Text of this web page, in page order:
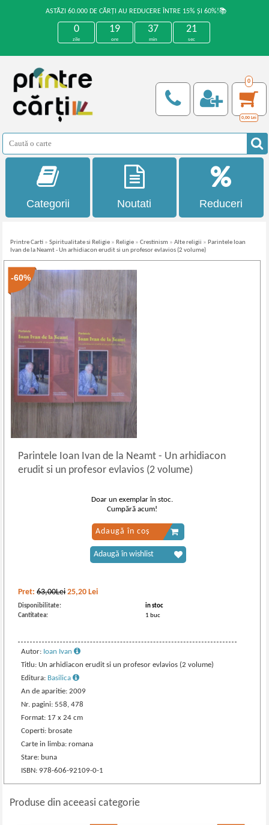
ASTĂZI 60.000 DE CĂRȚI AU REDUCERE ÎNTRE 15% ȘI 60%!📚
0
zile
19
ore
37
min
20
sec
0
0,00 Lei
Categorii Noutati Reduceri
Printre Carti »Spiritualitate si Religie » Religie »Crestinism »Alte religii » Parintele Ioan
Ivan de la Neamt - Un arhidiacon erudit si un profesor evlavios (2 volume)
-60%
Parintele Ioan Ivan de la Neamt- Un arhidiacon
erudit si un profesor evlavios (2 volume)
Pret:63,00Lei 25,20 Lei
Disponibilitate:
in stoc
Cantitatea:
1 buc
Autor: Ioan Ivan
Titlu: Un arhidiacon erudit si un profesor evlavios (2 volume)
Editura: Basilica
An de aparitie: 2009
Nr. pagini: 558, 478
Format: 17 x 24 cm
Coperti: brosate
Carte in limba: romana
Stare: buna
ISBN: 978-606-92109-0-1
Doar un exemplar în stoc.
Cumpără acum!
Adaugă în coș
Adaugă în wishlist
Produse din aceeasi categorie